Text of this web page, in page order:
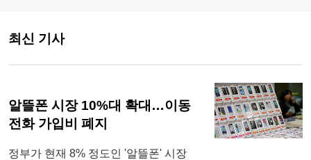
최신 기사
알뜰폰 시장 10%대 확대…이동
전화 가입비 폐지
정부가 현재 8% 정도인 '알뜰폰' 시장